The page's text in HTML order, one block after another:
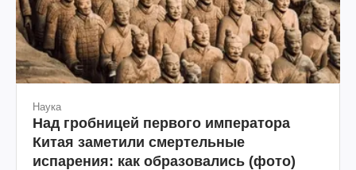
Наука
Над гробницей первого императора
Китая заметили смертельные
испарения: как образовались (фото)